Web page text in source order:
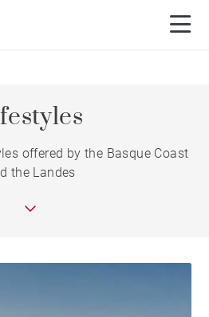
offered by the Basque Coast
the Landes